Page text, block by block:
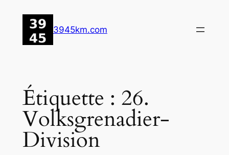
contenu
3945km.com
Étiquette : 26.
Volksgrenadier-
Division